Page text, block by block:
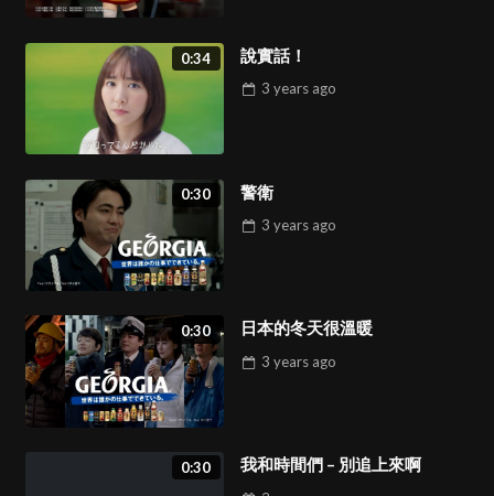
0:34 說實話！
3 years ago
0:30 警衛
3 years ago
0:30 日本的冬天很溫暖
3 years ago
0:30 我和時間們 – 別追上來啊